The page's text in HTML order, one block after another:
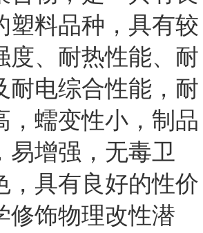
塑料品种，具有较
度、耐热性能、耐
耐电综合性能，耐
，蠕变性小，制品
易增强，无毒卫
，具有良好的性价
修饰物理改性潜